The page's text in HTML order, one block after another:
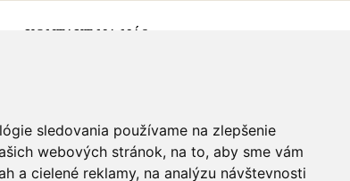
sledovania používame na zlepšenie
webových stránok, na to, aby sme vám
a cielené reklamy, na analýzu návštevnosti
KONTAKT NA NÁS
+421556224323